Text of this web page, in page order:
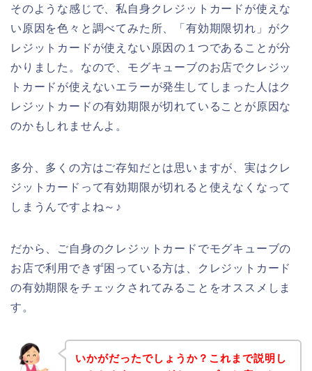
そのような感じで、私自身クレジットカードが使えな
い原因を色々と調べてみた所、「有効期限切れ」がク
レジットカードが使えない原因の１つであることが分
かりました。なので、モグキューブのお店でクレジッ
トカードが使えないエラーが発生してしまった人はク
レジットカードの有効期限が切れていることが原因な
のかもしれませんよ。
多分、多くの方はご存知だとは思いますが、実はクレ
ジットカードって有効期限が切れると使えなくなって
しまうんですよね～♪
だから、ご自身のクレジットカードでモグキューブの
お店で利用できず困っている方は、クレジットカード
の有効期限をチェックされてみることをオススメしま
す。
いかがだったでしょうか？これまで説明し